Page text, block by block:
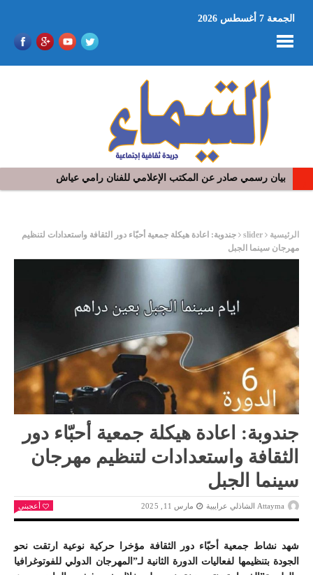
الجمعة 7 أغسطس 2026
بيان رسمي صادر عن المكتب الإعلامي للفنان رامي عياش
في افتتاح مهرجان بومخلوف الدولي: رؤوف ماهر يتالق و يشد الجمهور
الرئيسية slider
جندوبة: اعادة هيكلة جمعية أحبّاء دور الثقافة واستعدادات لتنظيم
مهرجان سينما الجبل
جندوبة: اعادة هيكلة جمعية أحبّاء دور
الثقافة واستعدادات لتنظيم مهرجان
سينما الجبل
Attayma الشاذلي عرايبية مارس 11, 2025 أعجبني
شهد نشاط جمعية أحبّاء دور الثقافة مؤخرا حركية نوعية ارتقت نحو
الجودة بتنظيمها لفعاليات الدورة الثانية لـ”المهرجان الدولي للفوتوغرافيا